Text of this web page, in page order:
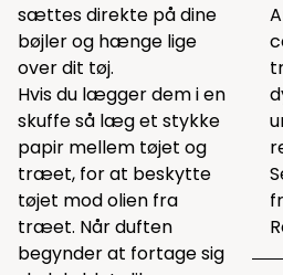
sættes direkte på dine
bøjler og hænge lige
over dit tøj.
Hvis du lægger dem i en
skuffe så læg et stykke
papir mellem tøjet og
træet, for at beskytte
tøjet mod olien fra
træet. Når duften
begynder at fortage sig